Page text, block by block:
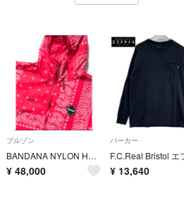
ブルゾン
BANDANA NYLON HOODED BLOUSON
¥ 48,000
パーカー
¥ 13,640